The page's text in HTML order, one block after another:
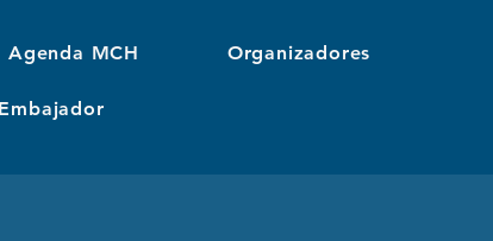
Agenda MCH Organizadores